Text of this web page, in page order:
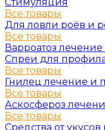
Все товары
Для ловли роёв и
Все товары
Варроатоз
Спреи для
Все товары
Гнилец лечение и
Все товары
Аскосфероз
Все товары
Средства от